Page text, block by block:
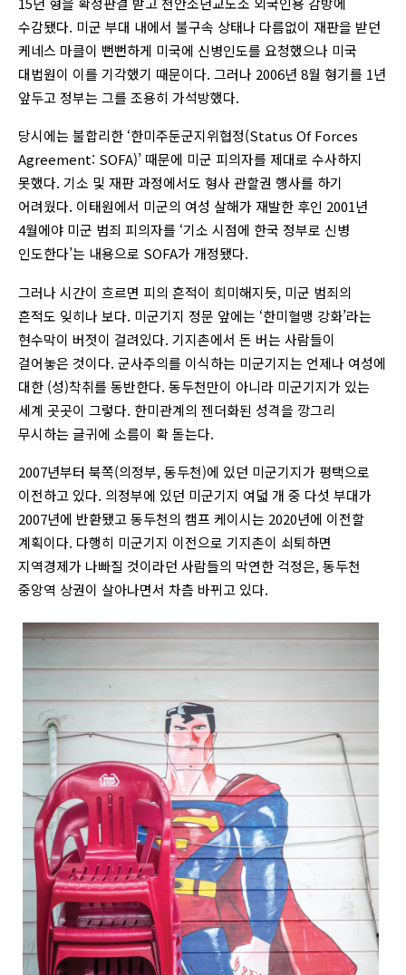
수감됐다. 미군 부대 내에서 불구속 상태나 다름없이 재판을 받던
케네스 마클이 뻔뻔하게 미국에 신병인도를 요청했으나 미국
대법원이 이를 기각했기 때문이다. 그러나 2006년 8월 형기를 1년
앞두고 정부는 그를 조용히 가석방했다.
당시에는 불합리한 ‘한미주둔군지위협정(Status Of Forces
Agreement: SOFA)’ 때문에 미군 피의자를 제대로 수사하지
못했다. 기소 및 재판 과정에서도 형사 관할권 행사를 하기
어려웠다. 이태원에서 미군의 여성 살해가 재발한 후인 2001년
4월에야 미군 범죄 피의자를 ‘기소 시점에 한국 정부로 신병
인도한다’는 내용으로 SOFA가 개정됐다.
그러나 시간이 흐르면 피의 흔적이 희미해지듯, 미군 범죄의
흔적도 잊히나 보다. 미군기지 정문 앞에는 ‘한미혈맹 강화’라는
현수막이 버젓이 걸려있다. 기지촌에서 돈 버는 사람들이
걸어놓은 것이다. 군사주의를 이식하는 미군기지는 언제나 여성에
대한 (성)착취를 동반한다. 동두천만이 아니라 미군기지가 있는
세계 곳곳이 그렇다. 한미관계의 젠더화된 성격을 깡그리
무시하는 글귀에 소름이 확 돋는다.
2007년부터 북쪽(의정부, 동두천)에 있던 미군기지가 평택으로
이전하고 있다. 의정부에 있던 미군기지 여덟 개 중 다섯 부대가
2007년에 반환됐고 동두천의 캠프 케이시는 2020년에 이전할
계획이다. 다행히 미군기지 이전으로 기지촌이 쇠퇴하면
지역경제가 나빠질 것이라던 사람들의 막연한 걱정은, 동두천
중앙역 상권이 살아나면서 차츰 바뀌고 있다.